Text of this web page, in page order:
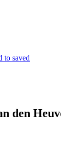
to saved
den